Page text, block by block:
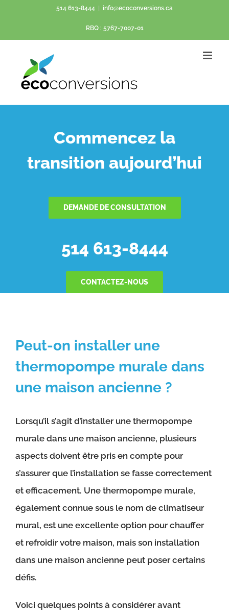
contenu
514 613-8444 info@ecoconversions.ca
RBQ : 5767-7007-01
Commencez la
transition aujourd’hui
DEMANDE DE CONSULTATION
514 613-8444
CONTACTEZ-NOUS
Peut-on installer une
thermopompe murale dans
une maison ancienne ?
Lorsqu’il s’agit d’installer une thermopompe
murale dans une maison ancienne, plusieurs
aspects doivent être pris en compte pour
s’assurer que l’installation se fasse correctement
et efficacement. Une thermopompe murale,
également connue sous le nom de climatiseur
mural, est une excellente option pour chauffer
et refroidir votre maison, mais son installation
dans une maison ancienne peut poser certains
défis.
Voici quelques points à considérer avant